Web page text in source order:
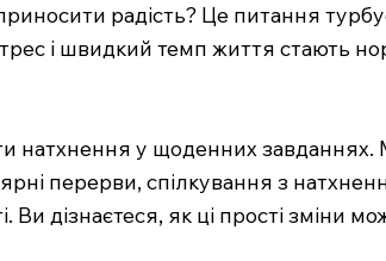
радість? Це питання
і швидкий темп життя стають
натхнення у щоденних
перерви, спілкування з
дізнаєтеся, як ці прості зміни